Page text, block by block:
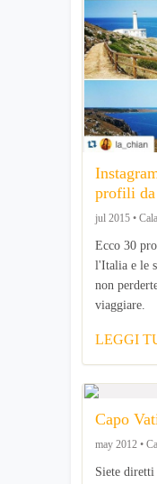
profili da
jul 2015 •
Ecco 30
l'Italia e le
non
viaggiare.
LEGGI
Capo
may 2012 •
Siete